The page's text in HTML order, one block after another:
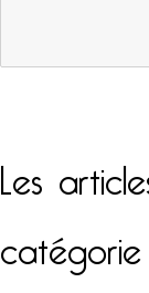
Les
catégorie